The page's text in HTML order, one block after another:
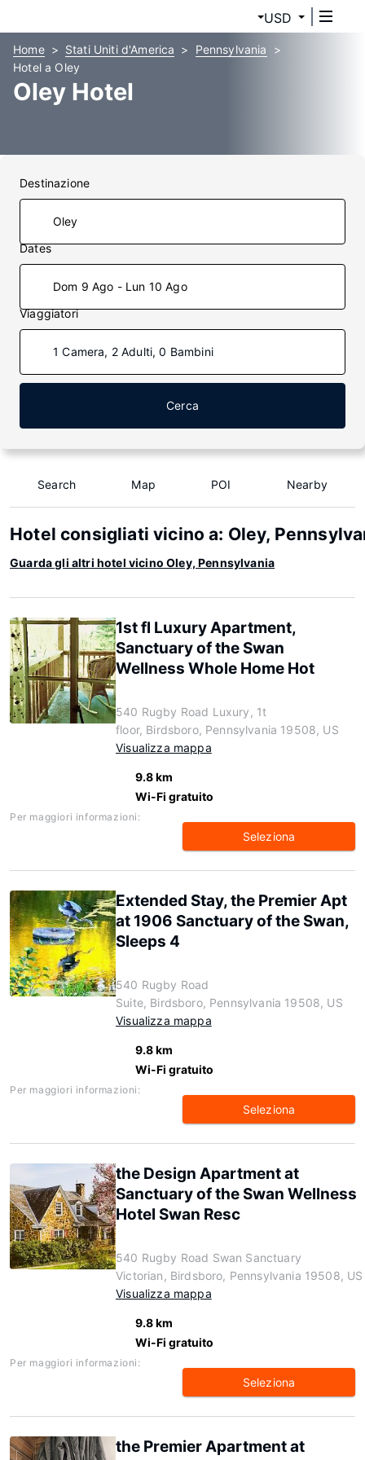
USD
Home Stati Uniti d'America
Pennsylvania
Hotel a Oley
Oley Hotel
Destinazione
Dates
Dom 9 Ago - Lun 10 Ago
Viaggiatori
1 Camera, 2 Adulti, 0 Bambini
Cerca
Search Map POI Nearby
Hotel consigliati vicino a: Oley,
Guarda gli altri hotel vicino Oley, Pennsylvania
1st fl Luxury Apartment,
Sanctuary of the Swan
Wellness Whole Home Hot
540 Rugby Road Luxury, 1t
floor, Birdsboro, Pennsylvania 19508, US
Visualizza mappa
9.8 km
Wi-Fi gratuito
Per maggiori informazioni:
Seleziona
Extended Stay, the Premier Apt
at 1906 Sanctuary of the Swan,
Sleeps 4
540 Rugby Road
Suite, Birdsboro, Pennsylvania 19508, US
Visualizza mappa
9.8 km
Wi-Fi gratuito
Per maggiori informazioni:
Seleziona
the Design Apartment at
Sanctuary of the Swan Wellness
Hotel Swan Resc
540 Rugby Road Swan Sanctuary
Victorian, Birdsboro, Pennsylvania 19508, US
Visualizza mappa
9.8 km
Wi-Fi gratuito
Per maggiori informazioni:
Seleziona
the Premier Apartment at